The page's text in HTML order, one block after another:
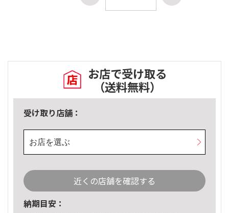
お店で受け取る
（送料無料）
受け取り店舗：
お店を選ぶ
近くの店舗を確認する
納期目安：